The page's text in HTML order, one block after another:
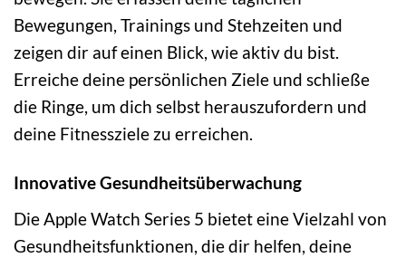
Bewegungen, Trainings und Stehzeiten und
zeigen dir auf einen Blick, wie aktiv du bist.
Erreiche deine persönlichen Ziele und schließe
die Ringe, um dich selbst herauszufordern und
deine Fitnessziele zu erreichen.
Innovative Gesundheitsüberwachung
Die Apple Watch Series 5 bietet eine Vielzahl von
Gesundheitsfunktionen, die dir helfen, deine